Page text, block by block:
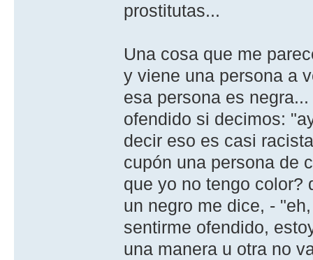
prostitutas...
Una cosa que me
y viene una persona a
esa persona es
ofendido si decimos:
decir eso es casi
cupón una persona de
que yo no tengo color?
un negro me dice, -
sentirme ofendido,
una manera u otra no